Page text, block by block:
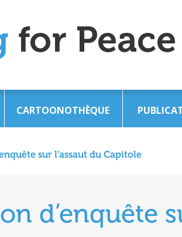
CARTOONOTHÈQUE
sur l’assaut du Capitole
d’enquête